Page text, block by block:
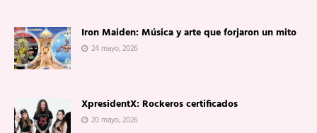
Iron Maiden: Música y arte que forjaron un mito
24 mayo, 2026
XpresidentX: Rockeros certificados
20 mayo, 2026